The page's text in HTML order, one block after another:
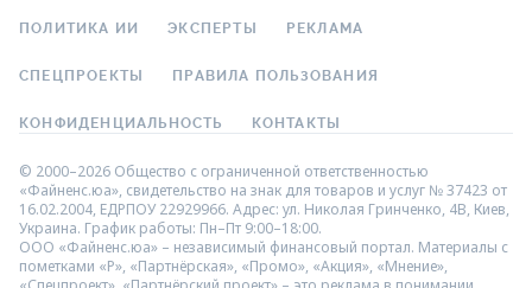
ПОЛИТИКА ИИ ЭКСПЕРТЫ РЕКЛАМА
СПЕЦПРОЕКТЫ ПРАВИЛА ПОЛЬЗОВАНИЯ
КОНФИДЕНЦИАЛЬНОСТЬ КОНТАКТЫ
© 2000–2026 Общество с ограниченной ответственностью
«Файненс.юа», свидетельство на знак для товаров и услуг № 37423 от
16.02.2004, ЕДРПОУ 22929966. Адрес: ул. Николая Гринченко, 4В, Киев,
Украина. График работы: Пн–Пт 9:00–18:00.
ООО «Файненс.юа» – независимый финансовый портал. Материалы с
пометками «Р», «Партнёрская», «Промо», «Акция», «Мнение»,